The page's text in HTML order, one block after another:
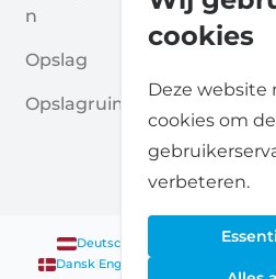
cookies
Deze website
cookies om de
verbeteren.
N
Opslag
Opslagruimte Gidsen
N
Deutsch Nederlands|
Dansk English